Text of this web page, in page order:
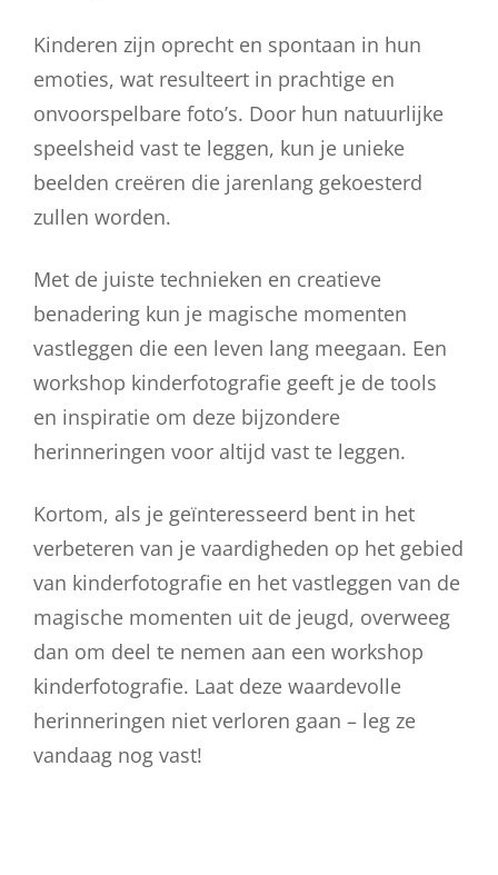
Kinderen zijn oprecht en spontaan in hun
emoties, wat resulteert in prachtige en
onvoorspelbare foto’s. Door hun natuurlijke
speelsheid vast te leggen, kun je unieke
beelden creëren die jarenlang gekoesterd
zullen worden.
Met de juiste technieken en creatieve
benadering kun je magische momenten
vastleggen die een leven lang meegaan. Een
workshop kinderfotografie geeft je de tools
en inspiratie om deze bijzondere
herinneringen voor altijd vast te leggen.
Kortom, als je geïnteresseerd bent in het
verbeteren van je vaardigheden op het gebied
van kinderfotografie en het vastleggen van de
magische momenten uit de jeugd, overweeg
dan om deel te nemen aan een workshop
kinderfotografie. Laat deze waardevolle
herinneringen niet verloren gaan – leg ze
vandaag nog vast!